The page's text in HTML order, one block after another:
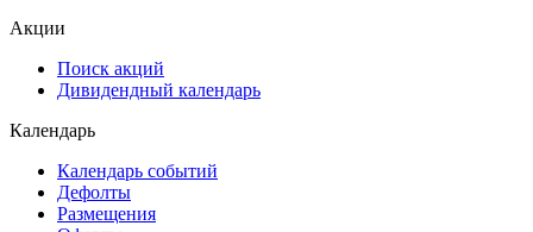
ESG
Самые популярные облигации на Cbonds.ru
Дивидендный календарь
Календарь